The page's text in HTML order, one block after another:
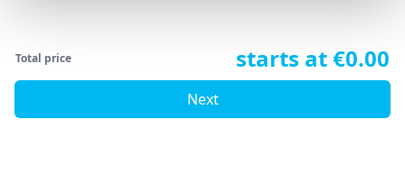
Total price starts at €0.00